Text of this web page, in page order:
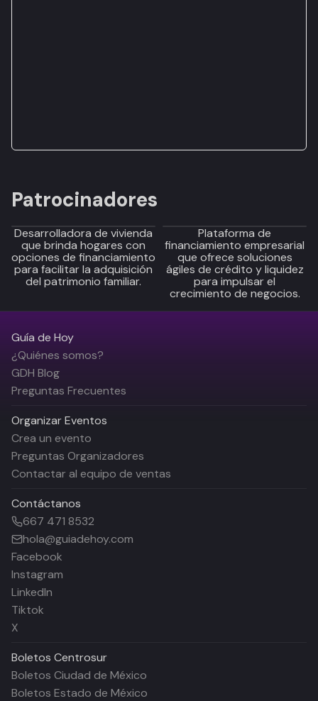
Patrocinadores
Desarrolladora de vivienda
que brinda hogares con
opciones de financiamiento
para facilitar la adquisición
del patrimonio familiar.
Plataforma de
financiamiento empresarial
que ofrece soluciones
ágiles de crédito y liquidez
para impulsar el
crecimiento de negocios.
Guía de Hoy
¿Quiénes somos?
GDH Blog
Preguntas Frecuentes
Organizar Eventos
Crea un evento
Preguntas Organizadores
Contactar al equipo de ventas
Contáctanos
667 471 8532
hola@guiadehoy.com
Facebook
Instagram
LinkedIn
Tiktok
X
Boletos Centrosur
Boletos Ciudad de México
Boletos Estado de México